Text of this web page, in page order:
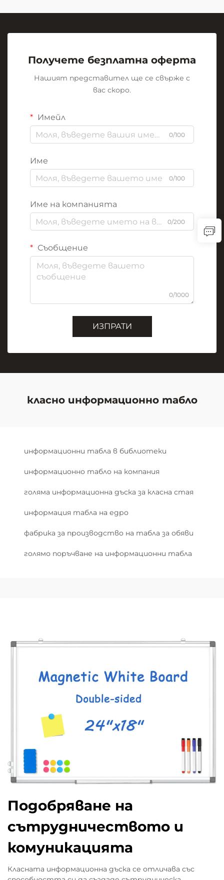
Получете безплатна оферта
Нашият представител ще се свърже с
вас скоро.
Имейл
0/100
Име
0/100
Име на компанията
0/200
Съобщение
0/1000
ИЗПРАТИ
класно информационно табло
информационни табла в библиотеки
информационно табло на компания
голяма информационна дъска за класна стая
информация табла на едро
фабрика за производство на табла за обяви
голямо поръчване на информационни табла
Подобряване на
сътрудничеството и
комуникацията
Класната информационна дъска се отличава със